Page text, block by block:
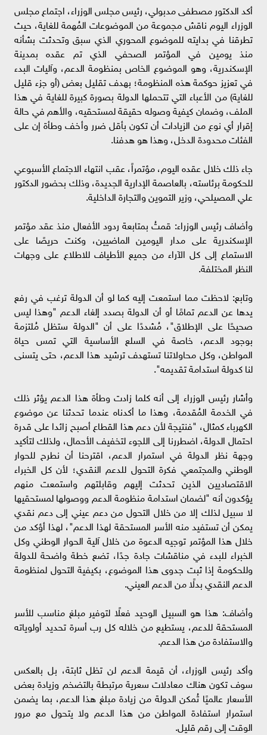
أكد الدكتور مصطفى مدبولي، رئيس مجلس الوزراء، اجتماع مجلس
الوزراء اليوم ناقش مجموعة من الموضوعات المُهمة للغاية، حيث
تطرقنا في بدايته للموضوع المحوري الذي سبق وتحدثت بشأنه
منذ يومين في المؤتمر الصحفي الذي تم عقده بمدينة
الإسكندرية، وهو الموضوع الخاص بمنظومة الدعم، وآليات البدء
في تعزيز حوكمة هذه المنظومة؛ بهدف تقليل بعض (أو جزء قليل
للغاية) من الأعباء التي تتحملها الدولة بصورة كبيرة للغاية في هذا
الملف، وضمان كيفية وصوله حقيقة لمستحقيه، والأهم في حالة
إقرار أي نوع من الزيادات أن تكون بأقل ضرر وأخف وطأة إن على
الفئات محدودة الدخل، وهذا هو هدفنا.
جاء ذلك خلال عقده اليوم، مؤتمراً، عقب انتهاء الاجتماع الأسبوعي
للحكومة برئاسته، بالعاصمة الإدارية الجديدة، وذلك بحضور الدكتور
علي المصيلحي، وزير التموين والتجارة الداخلية.
وأضاف رئيس الوزراء: قمتُ بمتابعة ردود الأفعال منذ عقد مؤتمر
الإسكندرية على مدار اليومين الماضيين، وكنت حريصًا على
الاستماع إلى كل الآراء من جميع الأطياف للاطلاع على وجهات
النظر المختلفة.
وتابع: لاحظت مما استمعت إليه كما لو أن الدولة ترغب في رفع
يدها عن الدعم تمامًا أو أن الدولة بصدد إلغاء الدعم "وهذا ليس
صحيحًا على الإطلاق"، مُشددًا على أن "الدولة ستظل مُلتزمة
بوجود الدعم، خاصة في السلع الأساسية التي تمس حياة
المواطن، وكل محاولاتنا تستهدف ترشيد هذا الدعم، حتى يتسنى
لنا كدولة استدامة تقديمه".
وأشار رئيس الوزراء إلى أنه كلما زادت وطأة هذا الدعم يؤثر ذلك
في الخدمة المُقدمة، وهذا ما أكدناه عندما تحدثنا عن موضوع
الكهرباء كمثال، "فنتيجة لأن دعم هذا القطاع أصبح زائدا على قدرة
احتمال الدولة، اضطررنا إلى اللجوء لتخفيف الأحمال، ولذلك لتأكيد
وجهة نظر الدولة في استمرار الدعم، اقترحنا أن نطرح للحوار
الوطني والمجتمعي فكرة التحول للدعم النقدي؛ لأن كل الخبراء
الاقتصاديين الذين تحدثت إليهم وقابلتهم واستمعت منهم
يؤكدون أنه "لضمان استدامة منظومة الدعم ووصولها لمستحقيها
لا سبيل لذلك إلا من خلال التحول من دعم عيني إلى دعم نقدي
يمكن أن تستفيد منه الأسر المستحقة لهذا الدعم"، لهذا أؤكد من
خلال هذا المؤتمر توجيه الدعوة من خلال آلية الحوار الوطني وكل
الخبراء للبدء في مناقشات جادة جدًا، تضع خطة واضحة للدولة
وللحكومة إذا ثبت جدوى هذا الموضوع، بكيفية التحول لمنظومة
الدعم النقدي بدلًا من الدعم العيني.
وأضاف: هذا هو السبيل الوحيد فعلًا لتوفير مبلغ مناسب للأسر
المستحقة للدعم، يستطيع من خلاله كل رب أسرة تحديد أولوياته
والاستفادة من هذا الدعم.
وأكد رئيس الوزراء، أن قيمة الدعم لن تظل ثابتة، بل بالعكس
سوف تكون هناك معادلات سعرية مرتبطة بالتضخم وزيادة بعض
الأسعار عالميًا تُمكن الدولة من زيادة مبلغ هذا الدعم، بما يضمن
استمرار استفادة المواطن من هذا الدعم ولا يتحول مع مرور
الوقت إلى رقم قليل.